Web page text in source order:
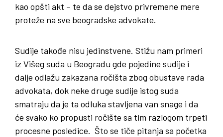
kao opšti akt – te da se dejstvo privremene mere
proteže na sve beogradske advokate.
Sudije takođe nisu jedinstvene. Stižu nam primeri
iz Višeg suda u Beogradu gde pojedine sudije i
dalje odlažu zakazana ročišta zbog obustave rada
advokata, dok neke druge sudije istog suda
smatraju da je ta odluka stavljena van snage i da
će svako ko propusti ročište sa tim razlogom trpeti
procesne posledice. Što se tiče pitanja sa početka